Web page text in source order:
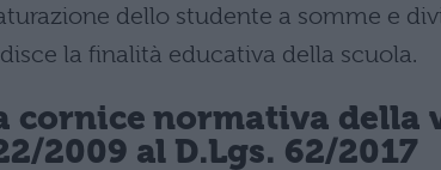
dello studente a somme e
la finalità educativa della scuola.
cornice normativa della
2009 al D.Lgs. 62/2017